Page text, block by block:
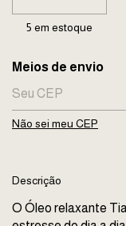
5 em estoque
Entregas para o CEP:
Meios de envio
Não sei meu CEP
Descrição
O Óleo relaxante